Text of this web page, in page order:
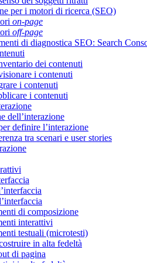
per i motori di ricerca (SEO)
on-page
off-page
di diagnostica SEO: Search
dei contenuti
i contenuti
i contenuti
i contenuti
dell’interazione
definire l’interazione
tra scenari e user stories
di composizione
interattivi
testuali (microtesti)
in alta fedeltà
di pagina